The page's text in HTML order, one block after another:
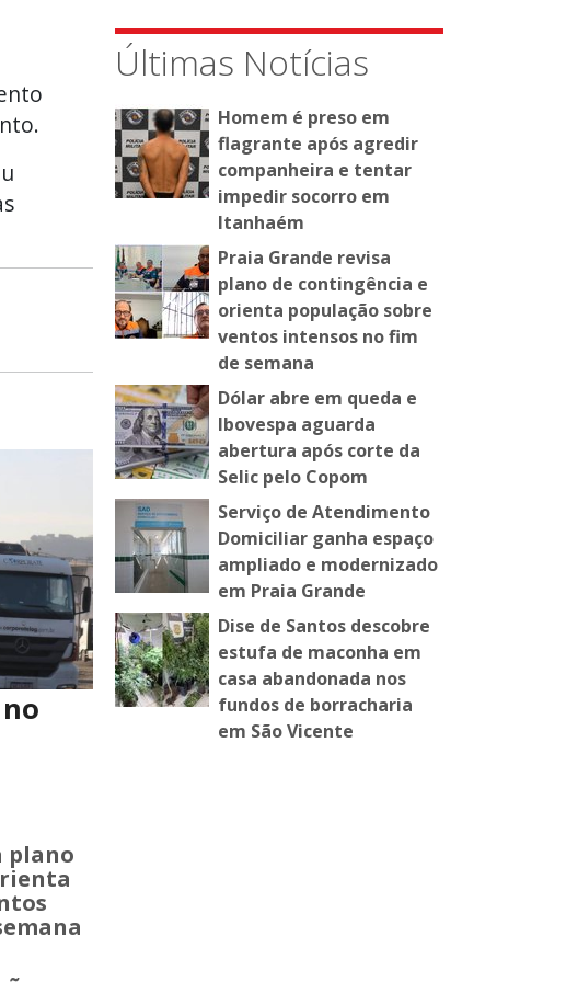
plano
Últimas Notícias
Homem é preso em
flagrante após agredir
companheira e tentar
impedir socorro em
Itanhaém
Praia Grande revisa
plano de contingência e
orienta população sobre
ventos intensos no fim
de semana
Dólar abre em queda e
Ibovespa aguarda
abertura após corte da
Selic pelo Copom
Serviço de Atendimento
Domiciliar ganha espaço
ampliado e modernizado
em Praia Grande
Dise de Santos descobre
estufa de maconha em
casa abandonada nos
fundos de borracharia
em São Vicente